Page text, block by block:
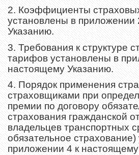
2. Коэффициенты
установлены в приложении
Указанию.
3. Требования к структуре
тарифов установлены в
настоящему Указанию.
4. Порядок применения
страховщиками при
премии по договору
страхования гражданской
владельцев транспортных
обязательное
приложении 4 к